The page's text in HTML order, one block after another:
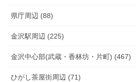
県庁周辺 (88)
金沢駅周辺 (225)
金沢中心部(武蔵・香林坊・片町) (467)
ひがし茶屋街周辺 (71)